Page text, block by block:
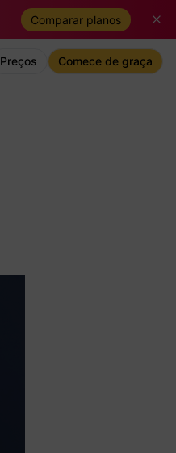
Comparar planos
Preços Comece de graça